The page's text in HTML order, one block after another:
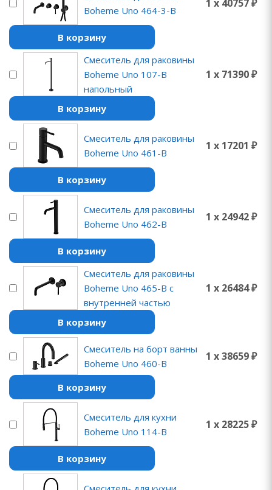
Boheme Uno 464-3-B
1 x 40757 ₽
В корзину
Смеситель для раковины
Boheme Uno 107-B
напольный
1 x 71390 ₽
В корзину
Смеситель для раковины
Boheme Uno 461-B
1 x 17201 ₽
В корзину
Смеситель для раковины
Boheme Uno 462-B
1 x 24942 ₽
В корзину
Смеситель для раковины
Boheme Uno 465-B с
внутренней частью
1 x 26484 ₽
В корзину
Смеситель на борт ванны
Boheme Uno 460-B
1 x 38659 ₽
В корзину
Смеситель для кухни
Boheme Uno 114-B
1 x 28225 ₽
В корзину